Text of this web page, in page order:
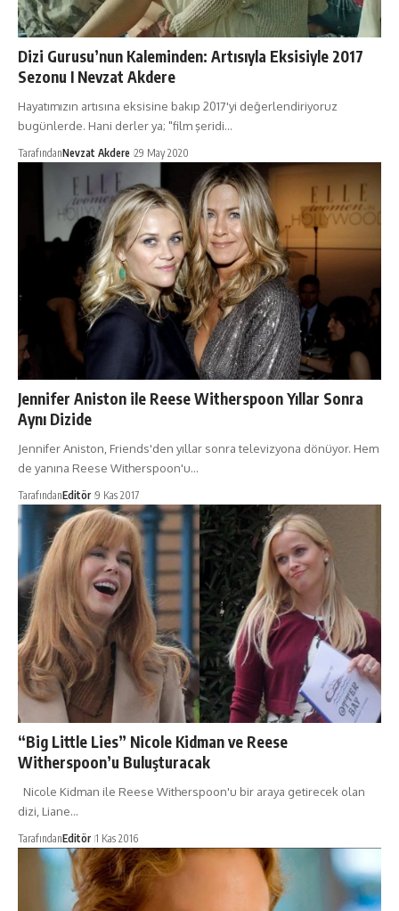
Dizi Gurusu’nun Kaleminden: Artısıyla Eksisiyle 2017
Sezonu I Nevzat Akdere
Hayatımızın artısına eksisine bakıp 2017'yi değerlendiriyoruz
bugünlerde. Hani derler ya; "film şeridi…
TarafındanNevzat Akdere 29 May 2020
Jennifer Aniston ile Reese Witherspoon Yıllar Sonra
Aynı Dizide
Jennifer Aniston, Friends'den yıllar sonra televizyona dönüyor. Hem
de yanına Reese Witherspoon'u…
TarafındanEditör 9 Kas 2017
“Big Little Lies” Nicole Kidman ve Reese
Witherspoon’u Buluşturacak
Nicole Kidman ile Reese Witherspoon'u bir araya getirecek olan
dizi, Liane…
TarafındanEditör 1 Kas 2016